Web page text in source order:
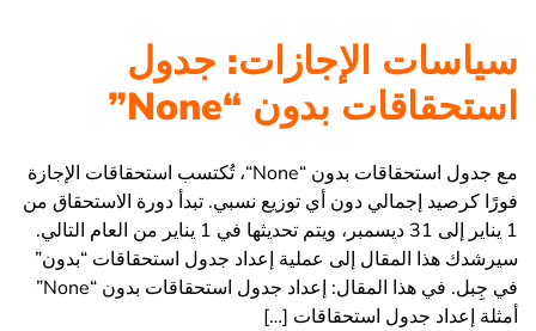
سياسات الإجازات: جدول
استحقاقات بدون “None”
مع جدول استحقاقات بدون “None“، تُكتسب استحقاقات الإجازة
فورًا كرصيد إجمالي دون أي توزيع نسبي. تبدأ دورة الاستحقاق من
1 يناير إلى 31 ديسمبر، ويتم تحديثها في 1 يناير من العام التالي.
سيرشدك هذا المقال إلى عملية إعداد جدول استحقاقات “بدون”
في جِبل. في هذا المقال: إعداد جدول استحقاقات بدون “None”
أمثلة إعداد جدول استحقاقات […]